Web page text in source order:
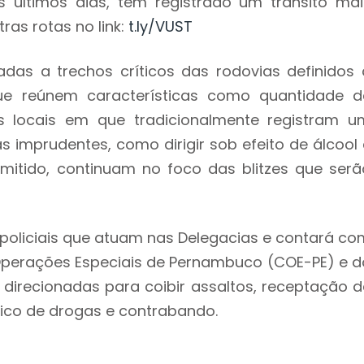
rotas no link: t.ly/VUST
a trechos críticos das rodovias definidos
reúnem características como quantidade
locais em que tradicionalmente registram
imprudentes, como dirigir sob efeito de álcool
continuam no foco das blitzes que
que atuam nas Delegacias e contará
Especiais de Pernambuco (COE-PE) e
direcionadas para coibir assaltos, receptação
de drogas e contrabando.